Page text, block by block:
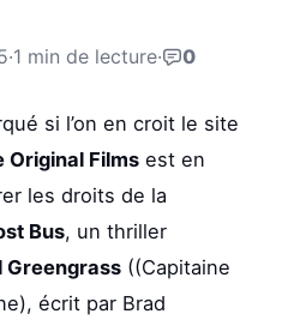
·1 min de lecture· 0
si l’on en croit le site
Original Films est en
les droits de la
Bus, un thriller
Greengrass ((Capitaine
écrit par Brad